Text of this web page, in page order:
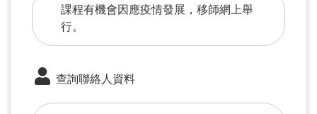
課程有機會因應疫情發展，移師網上舉
行。
查詢聯絡人資料